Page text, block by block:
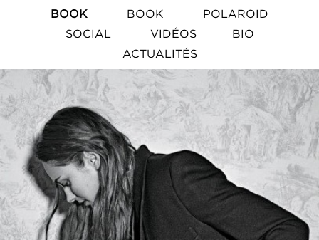
BOOK BOOK
POLAROID
SOCIAL
VIDÉOS
BIO
ACTUALITÉS